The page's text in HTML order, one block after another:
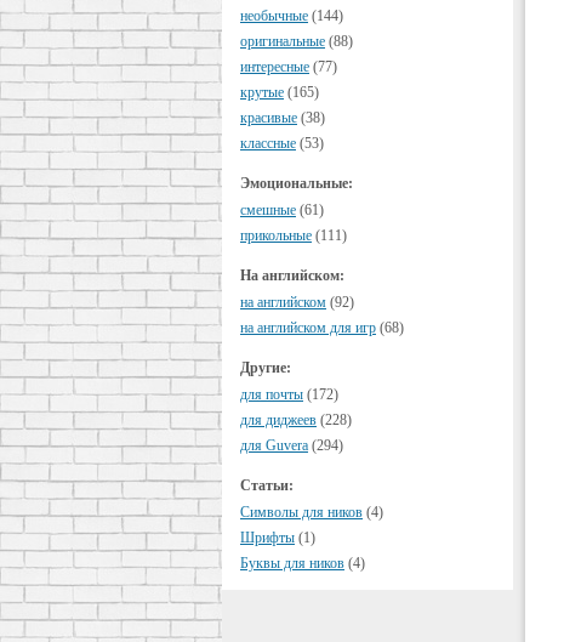
необычные (144)
оригинальные (88)
интересные (77)
крутые (165)
красивые (38)
классные (53)
Эмоциональные:
смешные (61)
прикольные (111)
На английском:
на английском (92)
на английском для игр (68)
Другие:
для почты (172)
для диджеев (228)
для Guvera (294)
Статьи:
Символы для ников (4)
Шрифты (1)
Буквы для ников (4)